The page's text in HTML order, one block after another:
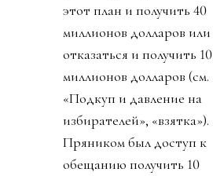
этот план и получить 40
миллионов долларов или
отказаться и получить 10
миллионов долларов (см.
«Подкуп и давление на
избирателей», «взятка»).
Пряником был доступ к
обещанию получить 10